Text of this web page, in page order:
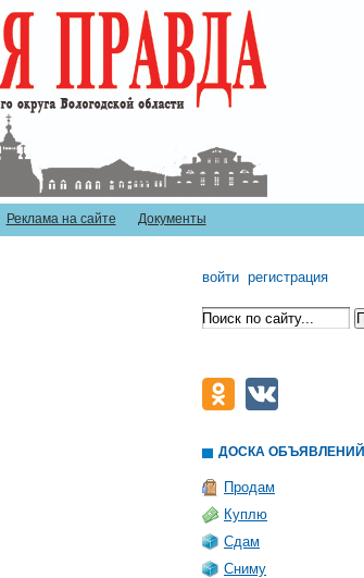
Реклама на сайте Документы
войти регистрация
ДОСКА ОБЪЯВЛЕНИЙ
Продам
Куплю
Сдам
Сниму